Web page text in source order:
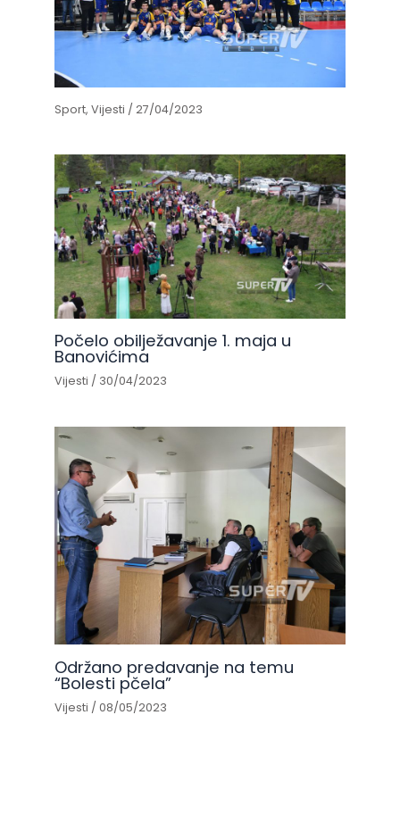
Sport,Vijesti /27/04/2023
Počelo obilježavanje 1. maja u
Banovićima
Vijesti / 30/04/2023
Održano predavanje na temu
“Bolesti pčela”
Vijesti /08/05/2023